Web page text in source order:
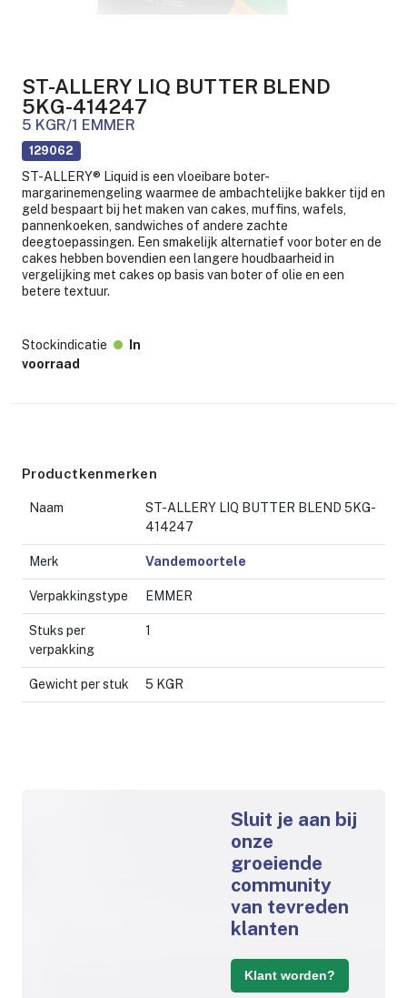
ST-ALLERY LIQ BUTTER BLEND
5KG-414247
5 KGR/1 EMMER
129062
ST-ALLERY® Liquid is een vloeibare boter-
margarinemengeling waarmee de ambachtelijke bakker tijd en
geld bespaart bij het maken van cakes, muffins, wafels,
pannenkoeken, sandwiches of andere zachte
deegtoepassingen. Een smakelijk alternatief voor boter en de
cakes hebben bovendien een langere houdbaarheid in
vergelijking met cakes op basis van boter of olie en een
betere textuur.
Stockindicatie
In
voorraad
Productkenmerken
Naam
ST-ALLERY LIQ BUTTER BLEND 5KG-
414247
Merk Vandemoortele
Verpakkingstype EMMER
Stuks per
verpakking
1
Gewicht per stuk 5 KGR
Sluit je aan bij
onze
groeiende
community
van tevreden
klanten
Klant worden?